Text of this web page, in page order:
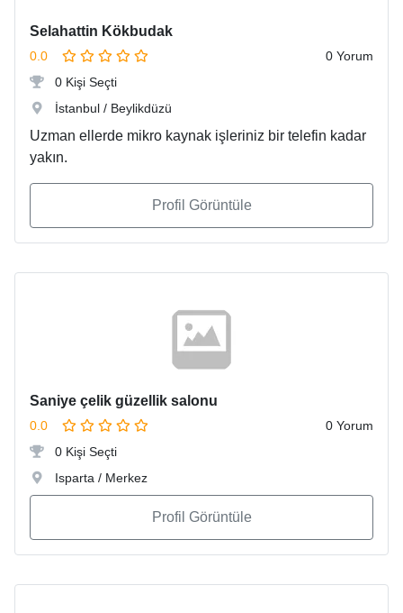
Selahattin Kökbudak
0.0
0 Yorum
0 Kişi Seçti
İstanbul / Beylikdüzü
Uzman ellerde mikro kaynak işleriniz bir telefin kadar
yakın.
Profil Görüntüle
Saniye çelik güzellik salonu
0.0
0 Yorum
0 Kişi Seçti
Isparta / Merkez
Profil Görüntüle